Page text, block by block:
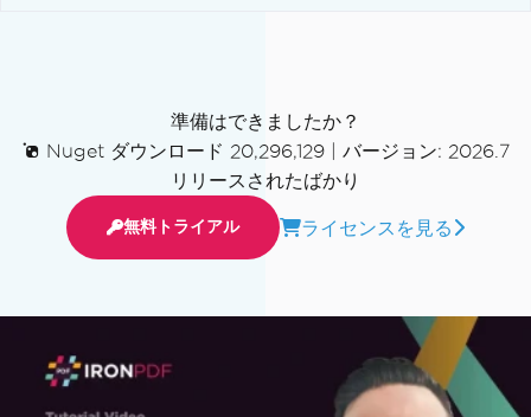
準備はできましたか？
Nuget ダウンロード 20,296,129
バージョン: 2026.7
リリースされたばかり
無料トライアル ライセンスを見る